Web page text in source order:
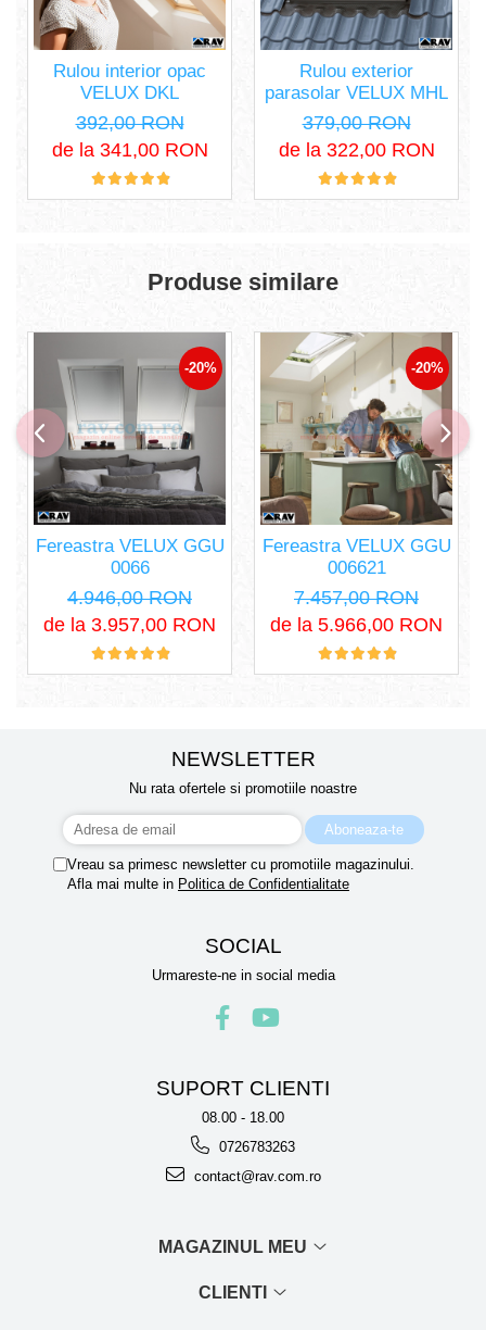
Rulou interior opac
VELUX DKL
392,00 RON
de la 341,00 RON
Rulou exterior
parasolar VELUX MHL
379,00 RON
de la 322,00 RON
Produse similare
-20%
Fereastra VELUX GGU
0066
4.946,00 RON
de la 3.957,00 RON
-20%
Fereastra VELUX GGU
006621
7.457,00 RON
de la 5.966,00 RON
NEWSLETTER
Nu rata ofertele si promotiile noastre
Vreau sa primesc newsletter cu promotiile magazinului.
Afla mai multe in Politica de Confidentialitate
SOCIAL
Urmareste-ne in social media
SUPORT CLIENTI
08.00 - 18.00
0726783263
contact@rav.com.ro
MAGAZINUL MEU
CLIENTI